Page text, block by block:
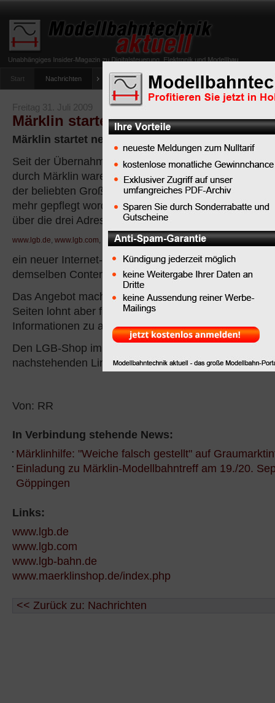
Start Nachrichten Tipps Newsletter Archiv Magazin
umfrage-viessmann-multiprotokoll-lichtdecoder
Freitag 31. Juli 2009
Märklin startet neuen LGB-
Märklin startet neuen LGB-Internetauftritt
Seit der Übernahme des LGB-Warenlagers
durch Märklin waren die Internet-Auftritte zu
der beliebten Großbahn (Spur II/G) nicht
mehr gepflegt worden. Nun aber ist aktuell
über die drei Adressen
www.lgb.de, www.lgb.com, www.lgb-bahn.de
ein neuer Internet-Auftritte gestartet. Alle drei Links
demselben Content.
Das Angebot macht zwar einen reduzierten
Seiten lohnt aber für Fans der Gartenbahn alleine
Informationen zu aktuell lieferbaren Produkten und
Den LGB-Shop im Märklin-Online-Auftritt erreichen
nachstehenden Link.
Von: RR
In Verbindung stehende News:
Märklinhilfe: "Weiche falsch gestellt" auf
Einladung zu Märklin-Modellbahntreff am 19./20.
Göppingen
Links:
www.lgb.de
www.lgb.com
www.lgb-bahn.de
www.maerklinshop.de/index.php
<< Zurück zu: Nachrichten